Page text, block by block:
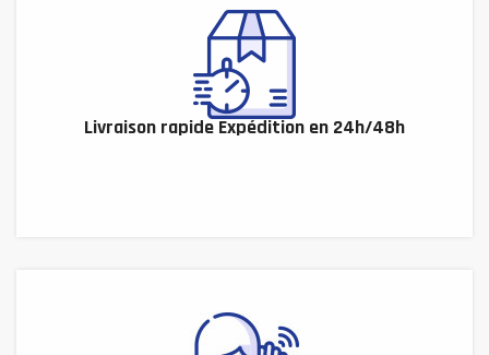
Livraison rapide Expédition en 24h/48h